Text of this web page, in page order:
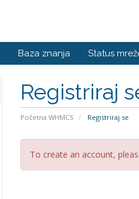
Baza znanja Status
Registriraj
Početna WHMCS Registriraj se
To create an account,